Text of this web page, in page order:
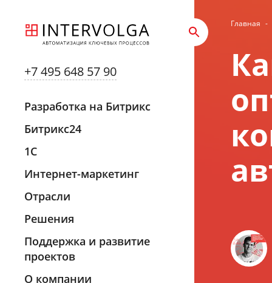
+7 495 648 57 90
Разработка на Битрикс
Битрикс24
1С
Интернет-маркетинг
Отрасли
Решения
Поддержка и развитие
проектов
О компании
Главная -